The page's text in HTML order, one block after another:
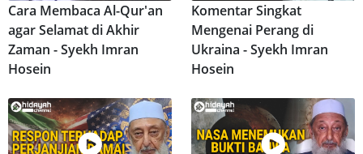
Cara Membaca Al-Qur'an
agar Selamat di Akhir
Zaman - Syekh Imran
Hosein
Komentar Singkat
Mengenai Perang di
Ukraina - Syekh Imran
Hosein